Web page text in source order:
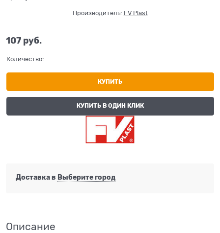
Производитель: FV Plast
107 руб.
Количество:
КУПИТЬ
КУПИТЬ В ОДИН КЛИК
Доставка в Выберите город
Описание